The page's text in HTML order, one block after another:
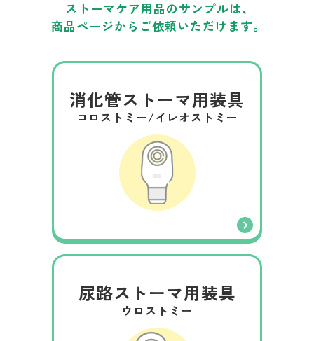
ストーマケア用品のサンプルは、
商品ページからご依頼いただけます。
消化管ストーマ用装具
コロストミー/イレオストミー
尿路ストーマ用装具
ウロストミー